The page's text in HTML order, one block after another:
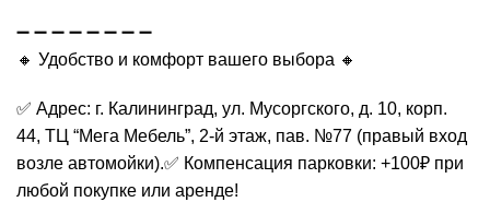
➖ ➖ ➖ ➖ ➖ ➖ ➖ ➖
🔸 Удобство и комфорт вашего выбора 🔸
✅ Адрес: г. Калининград, ул. Мусоргского, д. 10, корп.
44, ТЦ “Мега Мебель”, 2-й этаж, пав. №77 (правый вход
возле автомойки).✅ Компенсация парковки: +100₽ при
любой покупке или аренде!